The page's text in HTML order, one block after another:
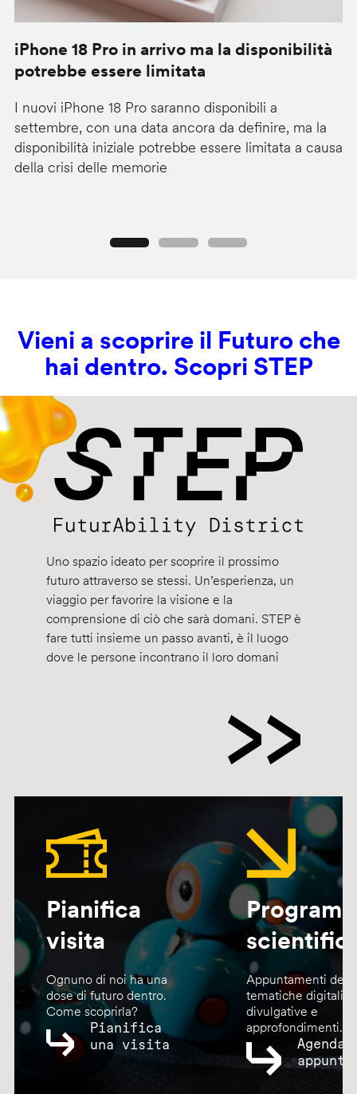
iPhone 18 Pro in arrivo ma la disponibilità
potrebbe essere limitata
I nuovi iPhone 18 Pro saranno disponibili a
settembre, con una data ancora da definire, ma la
disponibilità iniziale potrebbe essere limitata a causa
della crisi delle memorie
Vieni a scoprire il Futuro che
hai dentro. Scopri STEP
Uno spazio ideato per scoprire il prossimo
futuro attraverso se stessi. Un’esperienza, un
viaggio per favorire la visione e la
comprensione di ciò che sarà domani. STEP è
fare tutti insieme un passo avanti, è il luogo
dove le persone incontrano il loro domani
Pianifica
visita
Ognuno di noi ha una
dose di futuro dentro.
Come scoprirla?
Pianifica
una visita
Appuntamenti
tematiche digitali,
divulgative e
approfondimenti.
Agenda